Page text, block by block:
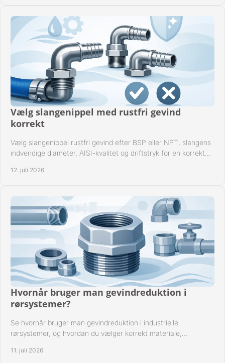
Vælg slangenippel med rustfri gevind
korrekt
Vælg slangenippel rustfri gevind efter BSP eller NPT, slangens
indvendige diameter, AISI-kvalitet og driftstryk for en korrekt
12. juli 2026
Hvornår bruger man gevindreduktion i
rørsystemer?
Se hvornår bruger man gevindreduktion i industrielle
rørsystemer, og hvordan du vælger korrekt materiale,
11. juli 2026